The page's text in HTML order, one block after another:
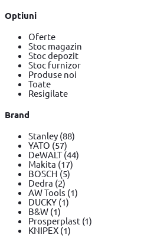
Optiuni
Oferte
Stoc magazin
Stoc depozit
Stoc furnizor
Produse noi
Toate
Resigilate
Brand
Stanley (88)
YATO (57)
DeWALT(44)
Makita (17)
BOSCH (5)
Dedra (2)
AW Tools (1)
DUCKY (1)
B&W (1)
Prosperplast (1)
KNIPEX (1)